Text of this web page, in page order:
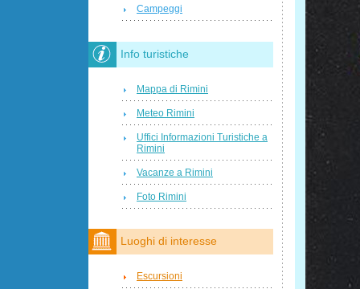
Campeggi
Info turistiche
Mappa di Rimini
Meteo Rimini
Uffici Informazioni Turistiche a
Rimini
Vacanze a Rimini
Foto Rimini
Luoghi di interesse
Escursioni